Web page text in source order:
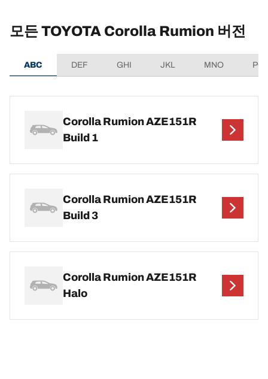
모든 TOYOTA Corolla Rumion 버전
ABC DEF GHI JKL MNO
Corolla Rumion AZE151R
Build 1
Corolla Rumion AZE151R
Build 3
Corolla Rumion AZE151R
Halo